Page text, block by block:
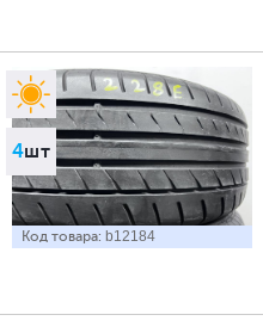
4шт
Код товара: b12184